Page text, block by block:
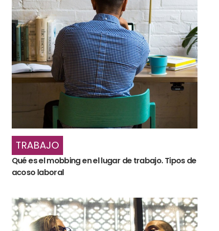
TRABAJO
Qué es el mobbing en el lugar de trabajo. Tipos de
acoso laboral